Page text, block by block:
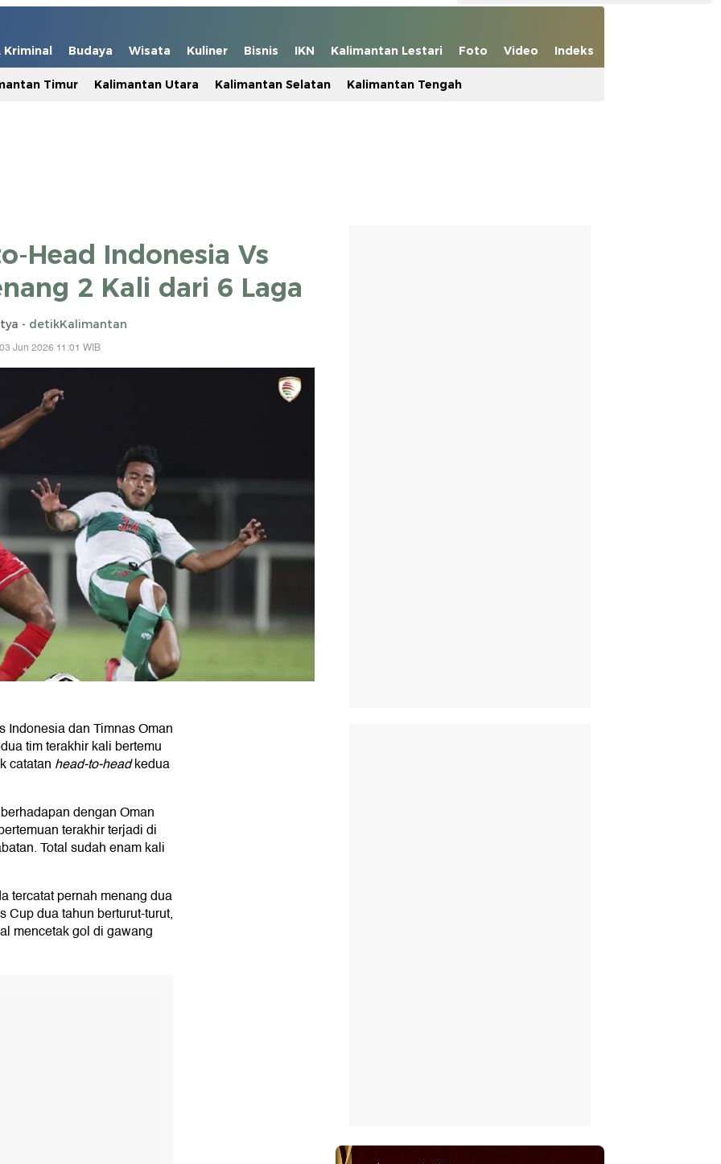
Kriminal Budaya Wisata Kuliner Bisnis IKN Kalimantan Lestari Foto Video Indeks
Timur Kalimantan Utara Kalimantan Selatan Kalimantan Tengah
Head Indonesia Vs
2 Kali dari 6 Laga
- detikKalimantan
Jun 2026 11:01 WIB
Indonesia dan Timnas Oman
tim terakhir kali bertemu
catatan head-to-headkedua
dengan Oman
terakhir terjadi di
Total sudah enam kali
tercatat pernah menang dua
Cup dua tahun berturut-turut,
mencetak gol di gawang